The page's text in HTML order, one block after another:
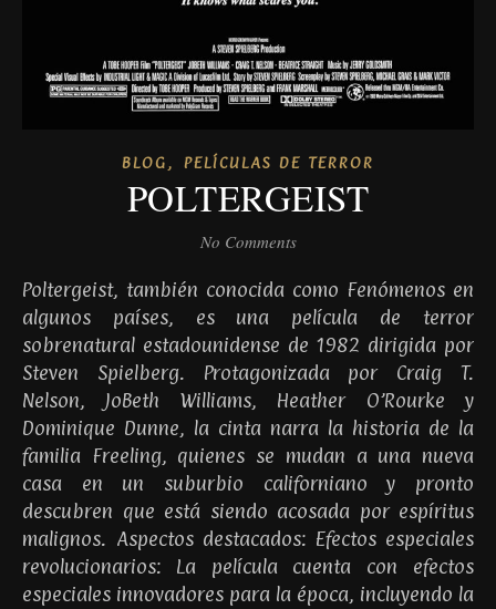
BLOG, PELÍCULAS DE TERROR
POLTERGEIST
No Comments
Poltergeist, también conocida como Fenómenos en
algunos países, es una película de terror
sobrenatural estadounidense de 1982 dirigida por
Steven Spielberg. Protagonizada por Craig T.
Nelson, JoBeth Williams, Heather O’Rourke y
Dominique Dunne, la cinta narra la historia de la
familia Freeling, quienes se mudan a una nueva
casa en un suburbio californiano y pronto
descubren que está siendo acosada por espíritus
malignos. Aspectos destacados: Efectos especiales
revolucionarios: La película cuenta con efectos
especiales innovadores para la época, incluyendo la